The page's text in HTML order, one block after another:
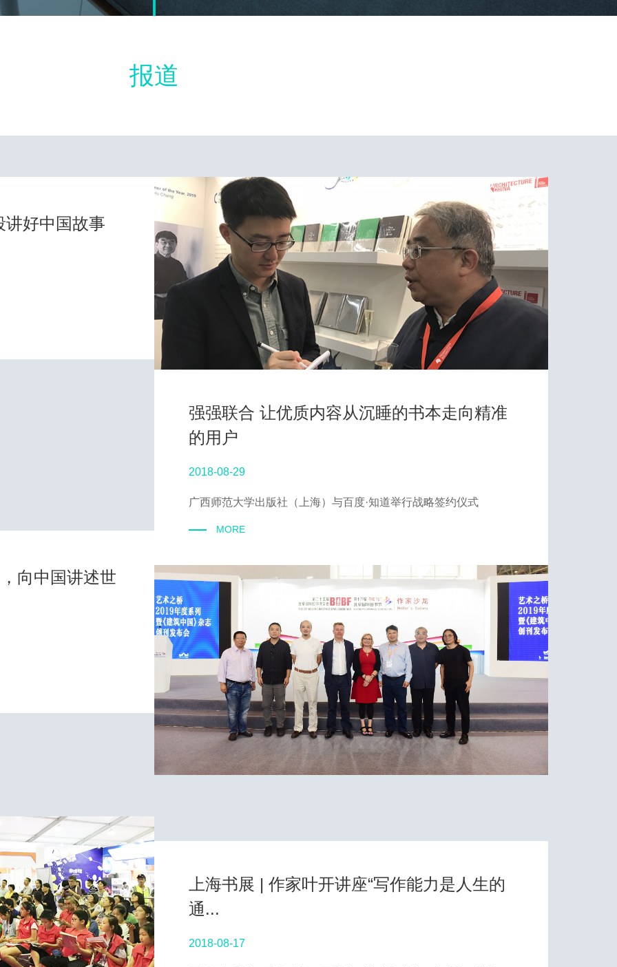
报道
讲好中国故事
强强联合 让优质内容从沉睡的书本走向精准
的用户
2018-08-29
广西师范大学出版社（上海）与百度·知道举行战略签约仪式
MORE
向中国讲述世
上海书展 | 作家叶开讲座“写作能力是人生的
通...
2018-08-17